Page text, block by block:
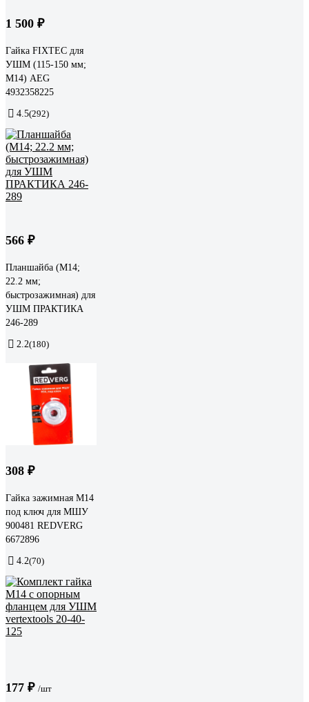
1 500 ₽
Гайка FIXTEC для
УШМ (115-150 мм;
М14) AEG
4932358225
4.5(292)
566 ₽
Планшайба (М14;
22.2 мм;
быстрозажимная) для
УШМ ПРАКТИКА
246-289
2.2(180)
308 ₽
Гайка зажимная М14
под ключ для МШУ
900481 REDVERG
6672896
4.2(70)
177 ₽ /шт